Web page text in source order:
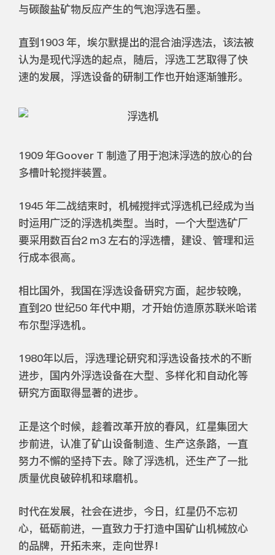
与碳酸盐矿物反应产生的气泡浮选石墨。
直到1903 年，埃尔默提出的混合油浮选法，该法被
认为是现代浮选的起点，随后，浮选工艺取得了快
速的发展，浮选设备的研制工作也开始逐渐雏形。
1909 年Goover T 制造了用于泡沫浮选的放心的台
多槽叶轮搅拌装置。
1945 年二战结束时，机械搅拌式浮选机已经成为当
时运用广泛的浮选机类型。当时，一个大型选矿厂
要采用数百台2 m3 左右的浮选槽，建设、管理和运
行成本很高。
相比国外，我国在浮选设备研究方面，起步较晚，
直到20 世纪50 年代中期，才开始仿造原苏联米哈诺
布尔型浮选机。
1980年以后，浮选理论研究和浮选设备技术的不断
进步，国内外浮选设备在大型、多样化和自动化等
研究方面取得显著的进步。
正是这个时候，趁着改革开放的春风，红星集团大
步前进，认准了矿山设备制造、生产这条路，一直
努力不懈的坚持下去。除了浮选机，还生产了一批
质量优良破碎机和球磨机。
时代在发展，社会在进步，今日，红星仍不忘初
心，砥砺前进，一直致力于打造中国矿山机械放心
的品牌，开拓未来，走向世界！